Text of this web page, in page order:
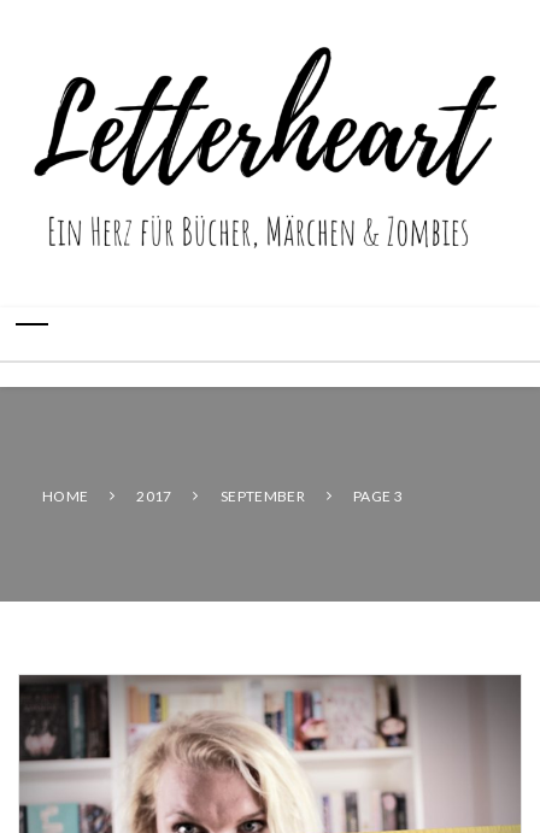
HOME 2017 SEPTEMBER PAGE 3